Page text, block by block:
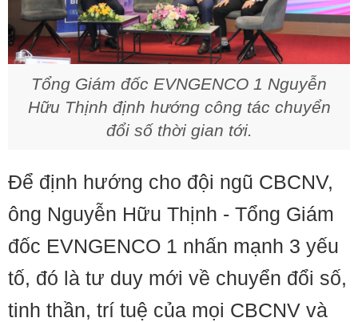
Tổng Giám đốc EVNGENCO 1 Nguyễn
Hữu Thịnh định hướng công tác chuyển
đổi số thời gian tới.
Để định hướng cho đội ngũ CBCNV,
ông Nguyễn Hữu Thịnh - Tổng Giám
đốc EVNGENCO 1 nhấn mạnh 3 yếu
tố, đó là tư duy mới về chuyển đổi số,
tinh thần, trí tuệ của mọi CBCNV và